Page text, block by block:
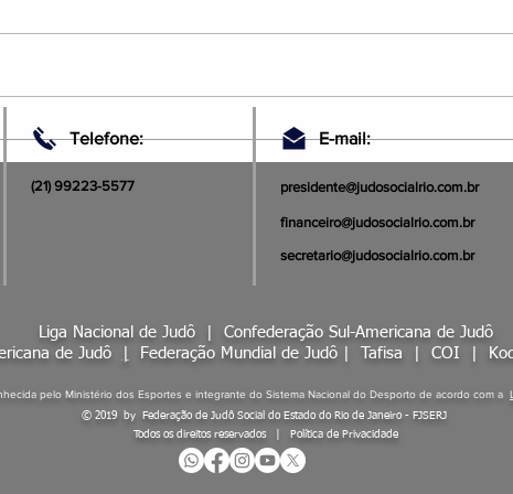
Judô Social Rio: Soldados da
Ética e da Verdade
Telefone:
(21) 99223-5577
E-mail:
presidente@judosocialrio.com.br
financeiro@judosocialrio.com.br
secretario@judosocialrio.com.br
Liga Nacional de Judô | Confederação Sul-Americana de Judô
de Judô Federação Mundial de Judô| Tafisa COI
pelo Ministério dos Esportes e integrante do Sistema Nacional do Desporto de acordo com a
© 2019 by Federação de Judô Social do Estado do Rio de Janeiro - FJSERJ
Todos os direitos reservados | Política de Privacidade